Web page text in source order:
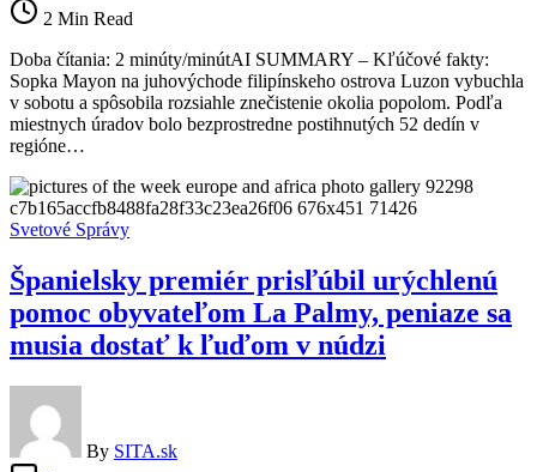
popol
zasiahol
52
dedín,
otrasov
2 Min Read
Doba čítania: 2 minúty/minútAI SUMMARY – Kľúčové fakty:
Sopka Mayon na juhovýchode filipínskeho ostrova Luzon vybuchla
v sobotu a spôsobila rozsiahle znečistenie okolia popolom. Podľa
miestnych úradov bolo bezprostredne postihnutých 52 dedín v
regióne…
Svetové Správy
Španielsky premiér prisľúbil urýchlenú
pomoc obyvateľom La Palmy, peniaze sa
musia dostať k ľuďom v núdzi
By SITA.sk